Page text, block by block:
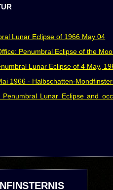
Lunar Eclipse of 1966 May 04
Penumbral Eclipse of the
Lunar Eclipse of 4 May,
1966 - Halbschatten-
Penumbral Lunar Eclipse and